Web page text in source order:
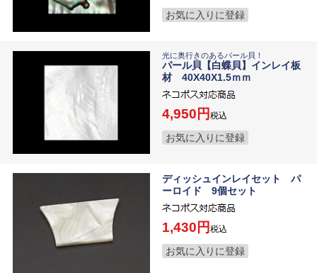
お気に入りに登録
光に奥行きのあるパール貝！
パール貝【白蝶貝】インレイ板
材 40X40X1.5ｍｍ
4,950 税込
お気に入りに登録
ディッシュインレイセット パ
ーロイド 9個セット
1,430 税込
お気に入りに登録